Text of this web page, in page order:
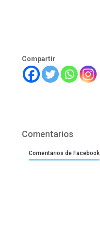
Compartir
Comentarios
Comentarios de Facebook